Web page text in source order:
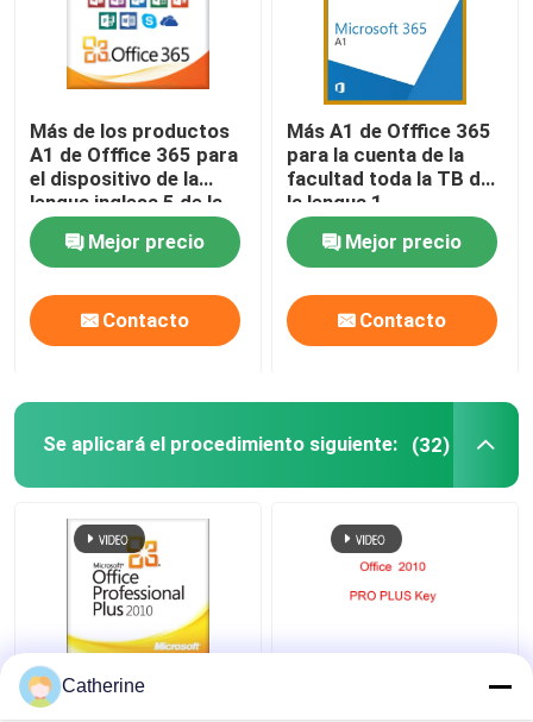
Más de los productos
A1 de Offfice 365 para
el dispositivo de la
lengua inglesa 5 de la
cuenta de la educación
Mejor precio
Contacto
Más A1 de Offfice 365
para la cuenta de la
facultad toda la TB de
la lengua 1
Mejor precio
Contacto
Se aplicará el procedimiento siguiente: (32)
Activación completa
2010 de la palabra
Catherine